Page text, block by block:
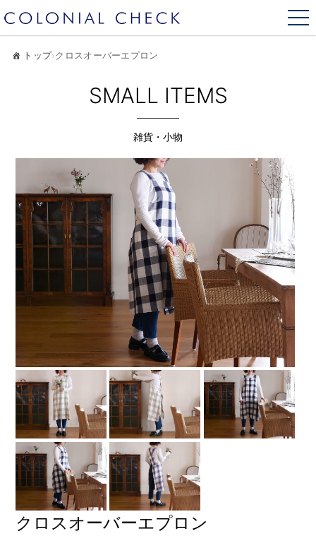
トップ›クロスオーバーエプロン
SMALL ITEMS
雑貨・小物
クロスオーバーエプロン